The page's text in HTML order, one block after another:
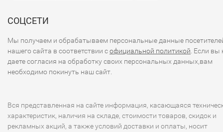
СОЦСЕТИ
Мы получаем и обрабатываем персональные данные
нашего сайта в соответствии софициальной политикой . Если вы
даете согласия на обработку своих персональных данных,вам
необходимо покинуть наш сайт.
Вся представленная на сайте информация, касающаяся
характеристик, наличия на складе, стоимости товаров, скидок и
рекламных акций, а также условий доставки и оплаты, носит